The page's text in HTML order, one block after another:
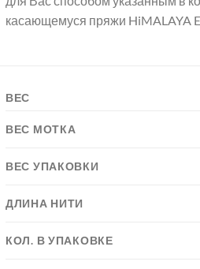
касающемуся пряжи HiMALAYA
ВЕС
ВЕС МОТКА
ВЕС УПАКОВКИ
ДЛИНА НИТИ
КОЛ. В УПАКОВКЕ